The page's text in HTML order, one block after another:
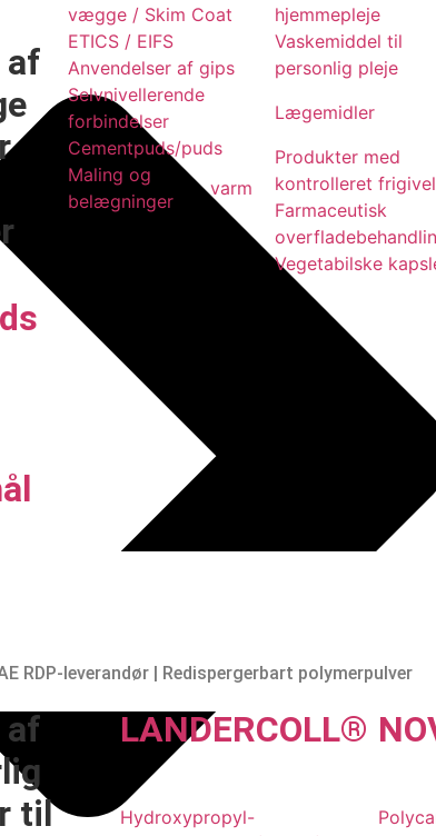
af
vægge / Skim Coat
ETICS / EIFS
Anvendelser af gips
Selvnivellerende
forbindelser
Cementpuds/puds
Maling og
belægninger
varm
hjemmepleje
Vaskemiddel til
personlig pleje
Lægemidler
Produkter med
kontrolleret
Farmaceutisk
Vegetabilske
RDP-leverandør | Redispergerbart polymerpulver
af
til
LANDERCOLL®
Hydroxypropyl-